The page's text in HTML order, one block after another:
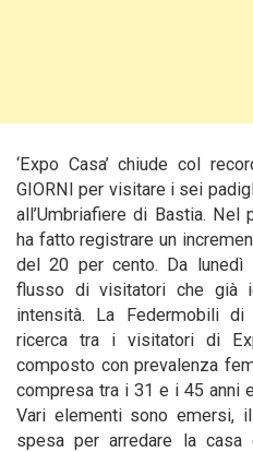
‘Expo Casa’ chiude col
GIORNI per visitare i sei
all’Umbriafiere di Bastia.
ha fatto registrare un
del 20 per cento. Da lunedì
flusso di visitatori che già
intensità. La Federmobili
ricerca tra i visitatori di
composto con prevalenza
compresa tra i 31 e i 45 anni
Vari elementi sono emersi,
spesa per arredare la